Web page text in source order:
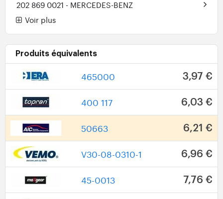
202 869 0021 - MERCEDES-BENZ
Voir plus
Produits équivalents
465000 3,97 €
400 117 6,03 €
50663 6,21 €
V30-08-0310-1 6,96 €
45-0013 7,76 €